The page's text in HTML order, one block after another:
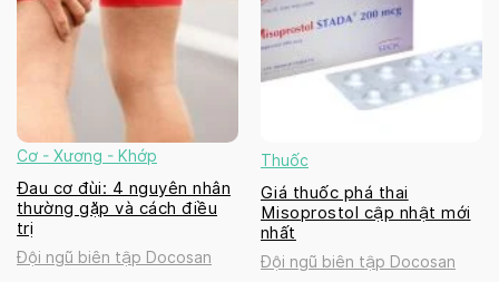
Cơ - Xương - Khớp
Đau cơ đùi: 4 nguyên nhân
thường gặp và cách điều
trị
Đội ngũ biên tập Docosan
Thuốc
Giá thuốc phá thai
Misoprostol cập nhật mới
nhất
Đội ngũ biên tập Docosan